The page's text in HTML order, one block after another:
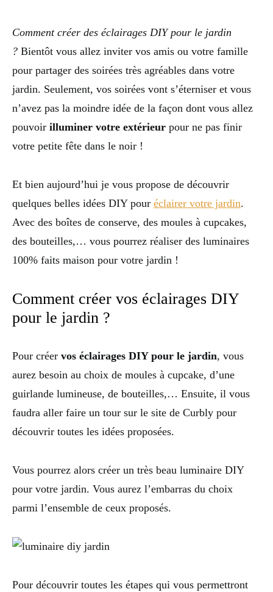
Comment créer des éclairages DIY pour le jardin
? Bientôt vous allez inviter vos amis ou votre famille
pour partager des soirées très agréables dans votre
jardin. Seulement, vos soirées vont s’éterniser et vous
n’avez pas la moindre idée de la façon dont vous allez
pouvoir illuminer votre extérieur pour ne pas finir
votre petite fête dans le noir !
Et bien aujourd’hui je vous propose de découvrir
quelques belles idées DIY pour éclairer votre jardin.
Avec des boîtes de conserve, des moules à cupcakes,
des bouteilles,… vous pourrez réaliser des luminaires
100% faits maison pour votre jardin !
Comment créer vos éclairages DIY
pour le jardin ?
Pour créer vos éclairages DIY pour le jardin, vous
aurez besoin au choix de moules à cupcake, d’une
guirlande lumineuse, de bouteilles,… Ensuite, il vous
faudra aller faire un tour sur le site de Curbly pour
découvrir toutes les idées proposées.
Vous pourrez alors créer un très beau luminaire DIY
pour votre jardin. Vous aurez l’embarras du choix
parmi l’ensemble de ceux proposés.
Pour découvrir toutes les étapes qui vous permettront